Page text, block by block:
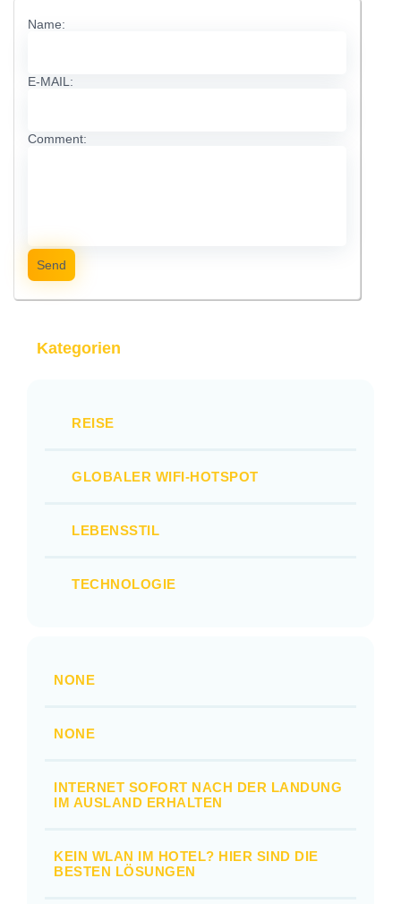
Name:
E-MAIL:
Comment:
Send
Kategorien
REISE
GLOBALER WIFI-HOTSPOT
LEBENSSTIL
TECHNOLOGIE
NONE
NONE
INTERNET SOFORT NACH DER LANDUNG
IM AUSLAND ERHALTEN
KEIN WLAN IM HOTEL? HIER SIND DIE
BESTEN LÖSUNGEN